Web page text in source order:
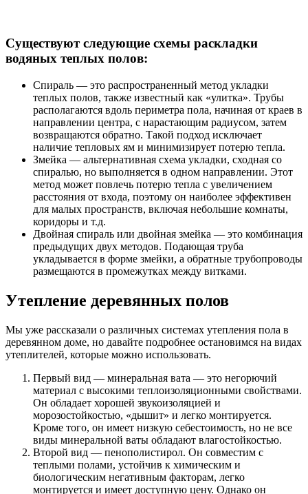
Существуют следующие схемы раскладки
водяных теплых полов:
Спираль — это распространенный метод укладки
теплых полов, также известный как «улитка». Трубы
располагаются вдоль периметра пола, начиная от краев в
направлении центра, с нарастающим радиусом, затем
возвращаются обратно. Такой подход исключает
наличие тепловых ям и минимизирует потерю тепла.
Змейка — альтернативная схема укладки, сходная со
спиралью, но выполняется в одном направлении. Этот
метод может повлечь потерю тепла с увеличением
расстояния от входа, поэтому он наиболее эффективен
для малых пространств, включая небольшие комнаты,
коридоры и т.д.
Двойная спираль или двойная змейка — это комбинация
предыдущих двух методов. Подающая труба
укладывается в форме змейки, а обратные трубопроводы
размещаются в промежутках между витками.
Утепление деревянных полов
Мы уже рассказали о различных системах утепления пола в
деревянном доме, но давайте подробнее остановимся на видах
утеплителей, которые можно использовать.
Первый вид — минеральная вата — это негорючий
материал с высокими теплоизоляционными свойствами.
Он обладает хорошей звукоизоляцией и
морозостойкостью, «дышит» и легко монтируется.
Кроме того, он имеет низкую себестоимость, но не все
виды минеральной ваты обладают влагостойкостью.
Второй вид — пенополистирол. Он совместим с
теплыми полами, устойчив к химическим и
биологическим негативным факторам, легко
монтируется и имеет доступную цену. Однако он